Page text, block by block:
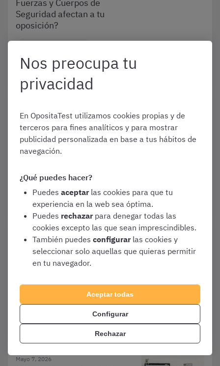
Fuerzas y Cuerpos de
Seguridad afectan a tu
oposición?
Varias oposiciones
#OpoReformando, ¿qué
reformas legislativas de
Interior modificarán mi
temario?
Reformas legislativas
Varias oposiciones
Mayo 7, 2026
#OpoReformando Reformas
legislativas que afectan a las
Mayo 7, 2026
Nos preocupa tu
privacidad
En OpositaTest utilizamos cookies propias y de
terceros para fines analíticos y para mostrar
publicidad personalizada en base a tus hábitos de
navegación.
¿Qué puedes hacer?
Puedes aceptar las cookies para que tu
experiencia en la web sea óptima.
Puedes rechazar para denegar todas las
cookies excepto las que sean imprescindibles.
También puedes configurar las cookies y
seleccionar solo aquellas que quieras permitir
en tu navegador.
Aceptar todas
Configurar
Rechazar